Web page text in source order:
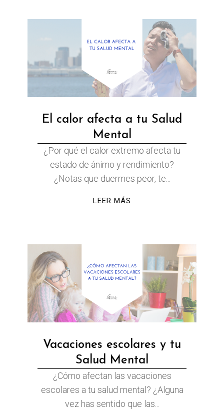
El calor afecta a tu Salud
Mental
¿Por qué el calor extremo afecta tu
estado de ánimo y rendimiento?
¿Notas que duermes peor, te...
LEER MÁS
Vacaciones escolares y tu
Salud Mental
¿Cómo afectan las vacaciones
escolares a tu salud mental? ¿Alguna
vez has sentido que las...